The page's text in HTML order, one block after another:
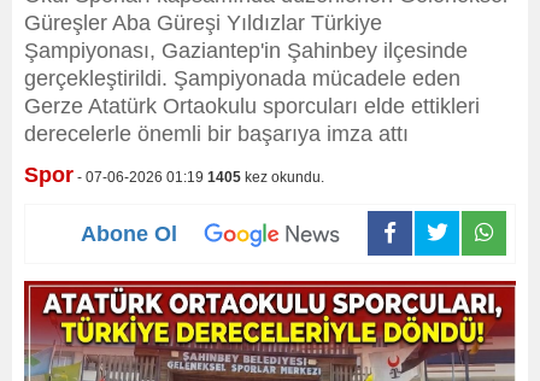
Güreşler Aba Güreşi Yıldızlar Türkiye
Şampiyonası, Gaziantep'in Şahinbey ilçesinde
gerçekleştirildi. Şampiyonada mücadele eden
Gerze Atatürk Ortaokulu sporcuları elde ettikleri
derecelerle önemli bir başarıya imza attı
Spor - 07-06-2026 01:19 1405 kez okundu.
Abone Ol